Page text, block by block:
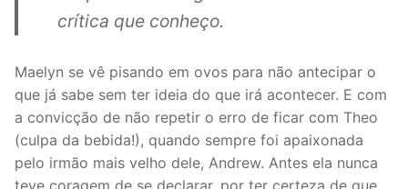
crítica que conheço.
Maelyn se vê pisando em ovos para não antecipar o
que já sabe sem ter ideia do que irá acontecer. E com
a convicção de não repetir o erro de ficar com Theo
(culpa da bebida!), quando sempre foi apaixonada
pelo irmão mais velho dele, Andrew. Antes ela nunca
teve coragem de se declarar, por ter certeza de que